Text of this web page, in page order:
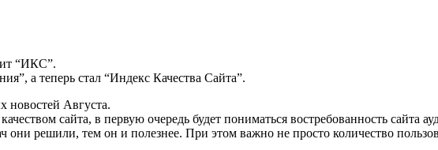
“ИКС”.
а теперь стал “Индекс Качества Сайта”.
новостей Августа.
сайта, в первую очередь будет пониматься востребованность сайта
они решили, тем он и полезнее. При этом важно не просто количество